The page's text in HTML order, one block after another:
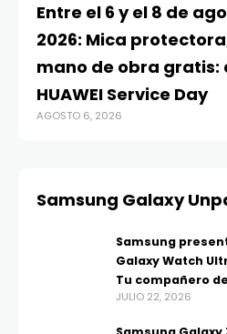
Entre el 6 y el 8 de
2026: Mica
mano de obra gratis:
HUAWEI Service Day
AGOSTO 6, 2026
Samsung Galaxy
Samsung
Galaxy Watch
Tu compañero
JULIO 22, 2026